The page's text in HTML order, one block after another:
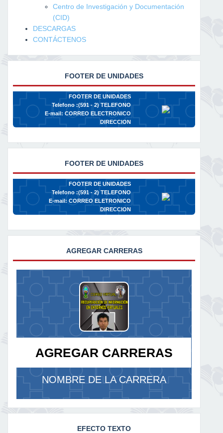
Centro de Investigación y Documentación
(CID)
DESCARGAS
CONTÁCTENOS
FOOTER DE UNIDADES
FOOTER DE UNIDADES
Telefono :(591 - 2)TELEFONO
E-mail: CORREO ELECTRONICO
DIRECCION
FOOTER DE UNIDADES
FOOTER DE UNIDADES
Telefono :(591 - 2)TELEFONO
E-mail:CORREO ELETRONICO
DIRECCION
AGREGAR CARRERAS
AGREGAR CARRERAS
NOMBRE DE LA CARRERA
EFECTO TEXTO